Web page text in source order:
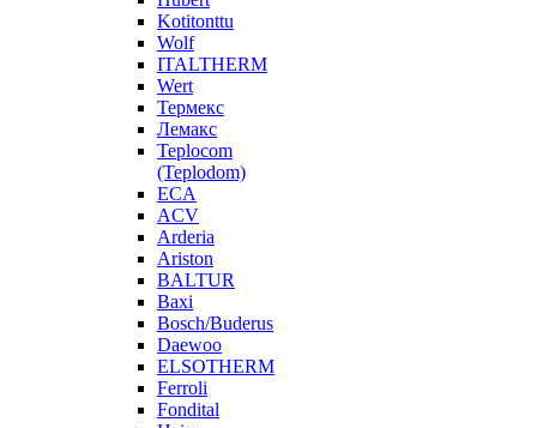
Kotitonttu
Wolf
ITALTHERM
Wert
Термекс
Лемакс
Teplocom
(Teplodom)
ECA
ACV
Arderia
Ariston
BALTUR
Baxi
Bosch/Buderus
Daewoo
ELSOTHERM
Ferroli
Fondital